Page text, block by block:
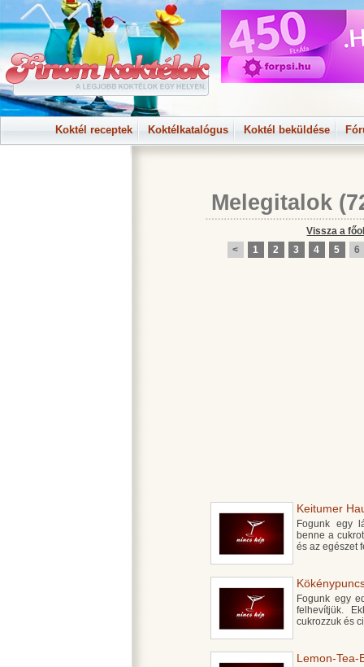
Koktél receptek Koktélkatalógus Koktél beküldése
Melegitalok
Vissza a
<
1 2 3 4 5 6
Keitumer
Fogunk egy
benne a
és az egészet
Fogunk egy
felhevítjük.
cukrozzuk és
Lemon-Tea-